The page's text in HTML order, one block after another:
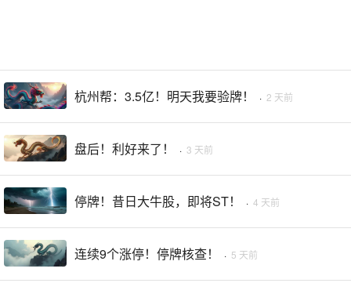
杭州帮：3.5亿！明天我要验牌！ · 2 天前
盘后！利好来了！ · 3 天前
停牌！昔日大牛股，即将ST！ · 4 天前
连续9个涨停！停牌核查！ · 5 天前